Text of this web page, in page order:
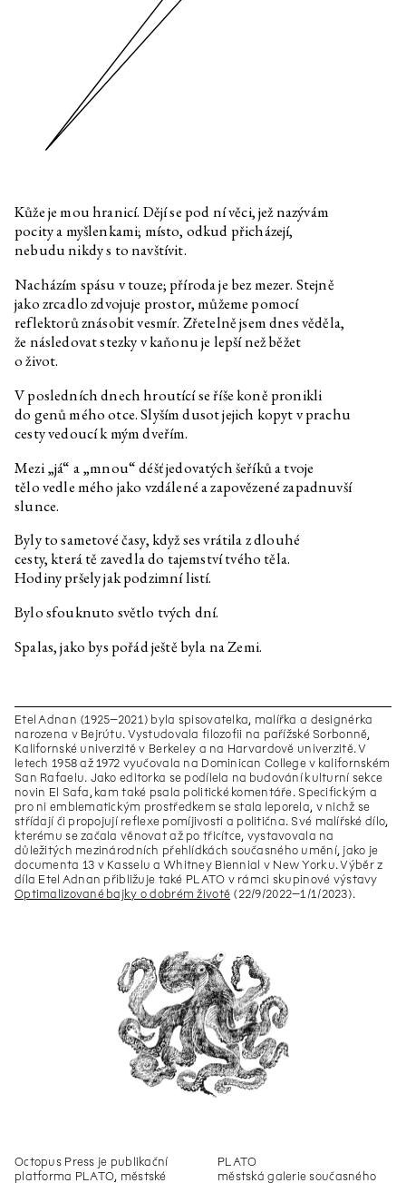
Kůže je mou hranicí. Dějí se pod ní věci, jež nazývám
pocity a myšlenkami; místo, odkud přicházejí,
nebudu nikdy s to navštívit.
Nacházím spásu v touze; příroda je bez mezer. Stejně
jako zrcadlo zdvojuje prostor, můžeme pomocí
reflektorů znásobit vesmír. Zřetelně jsem dnes věděla,
že následovat stezky v kaňonu je lepší než běžet
o život.
V posledních dnech hroutící se říše koně pronikli
do genů mého otce. Slyším dusot jejich kopyt v prachu
cesty vedoucí k mým dveřím.
Mezi „já“ a „mnou“ déšť jedovatých šeříků a tvoje
tělo vedle mého jako vzdálené a zapovězené zapadnuvší
slunce.
Byly to sametové časy, když ses vrátila z dlouhé
cesty, která tě zavedla do tajemství tvého těla.
Hodiny pršely jak podzimní listí.
Bylo sfouknuto světlo tvých dní.
Spalas, jako bys pořád ještě byla na Zemi.
Etel Adnan (1925–2021) byla spisovatelka, malířka a designérka
narozena v Bejrútu. Vystudovala filozofii na pařížské Sorbonně,
Kalifornské univerzitě v Berkeley a na Harvardově univerzitě. V
letech 1958 až 1972 vyučovala na Dominican College v kalifornském
San Rafaelu. Jako editorka se podílela na budování kulturní sekce
novin El Safa, kam také psala politické komentáře. Specifickým a
pro ni emblematickým prostředkem se stala leporela, v nichž se
střídají či propojují reflexe pomíjivosti a politična. Své malířské dílo,
kterému se začala věnovat až po třicítce, vystavovala na
důležitých mezinárodních přehlídkách současného umění, jako je
documenta 13 v Kasselu a Whitney Biennial v New Yorku. Výběr z
díla Etel Adnan přibližuje také PLATO v rámci skupinové výstavy
Optimalizované bajky o dobrém životě (22/9/2022–1/1/2023).
Daniela & Linda Dostálkovy,
Anna Václavíková, Jakub Černý
Anna Václavíková, Jakub Černý
Christophera D’Arcangela 1975–
1979 s Deanem Inksterem a
Pierrem Bal-Blancem
Andrea Průchová Hrůzová
Ruiny. Rekonstrukce minulosti a
konstrukce budoucnosti
Dlouhý večer s Octopus Press
Edith Jeřábková
Jakub Majmurek Naše živé ruiny
Karen Barad
Problematický(é) čas(y) a
nevyčíslitelným
PYL (Theresa Schrezenmeir,
Maria Komarova)
Pře/vytváření ruiny
Petr Bakla Usableness of the list / Portfolio
Michal Novotný Svázán s krajinami
Marek Pražák
Václav Magid Malá encyklopedie nepatřičností
Jan Nemček Lidé se nemusejí hlásit
Lukáš Likavčan Uhlíková péče
Gustave Flaubert Bouvard a Pécuchet
Marek Pokorný A znovu G. F.
Łukasz Gorczyca
O nesmrtelnosti uměleckých
institucí
Expedice PLATO
Zbyněk Baladrán Zažívací trakt
Karl Polanyi Velká transformace
Who is Afraid of Ruins?
Ruina
Zapomínání a infrastruktura
Zapomínání a infrastruktura
Olympia
Očista II, 2020
Nadja Argyropoulou
Chaos: jak zruinovat „ruinu“ a
milovat „ruinu lásky“, myslím
Octopus Press je publikační
platforma PLATO, městské
PLATO
městská galerie současného